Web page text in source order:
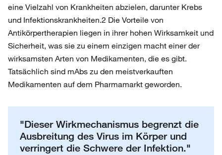
eine Vielzahl von Krankheiten abzielen, darunter Krebs
und Infektionskrankheiten.2 Die Vorteile von
Antikörpertherapien liegen in ihrer hohen Wirksamkeit und
Sicherheit, was sie zu einem einzigen macht einer der
wirksamsten Arten von Medikamenten, die es gibt.
Tatsächlich sind mAbs zu den meistverkauften
Medikamenten auf dem Pharmamarkt geworden.
"Dieser Wirkmechanismus begrenzt die
Ausbreitung des Virus im Körper und
verringert die Schwere der Infektion."